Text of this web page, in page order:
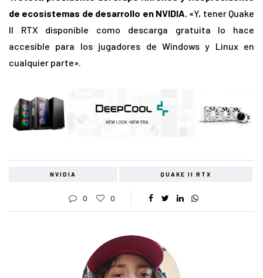
de ecosistemas de desarrollo en NVIDIA. «Y, tener Quake
II RTX disponible como descarga gratuita lo hace
accesible para los jugadores de Windows y Linux en
cualquier parte».
NVIDIA QUAKE II RTX
0 0